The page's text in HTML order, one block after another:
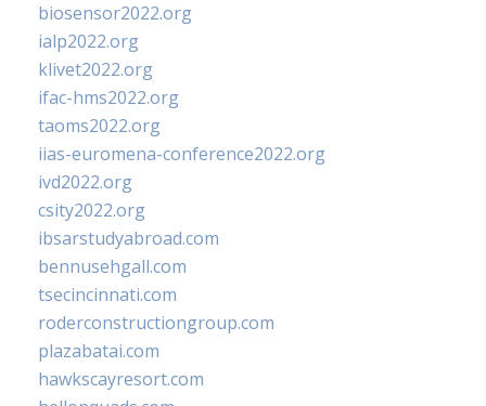
biosensor2022.org
ialp2022.org
klivet2022.org
ifac-hms2022.org
taoms2022.org
iias-euromena-conference2022.org
ivd2022.org
csity2022.org
ibsarstudyabroad.com
bennusehgall.com
tsecincinnati.com
roderconstructiongroup.com
plazabatai.com
hawkscayresort.com